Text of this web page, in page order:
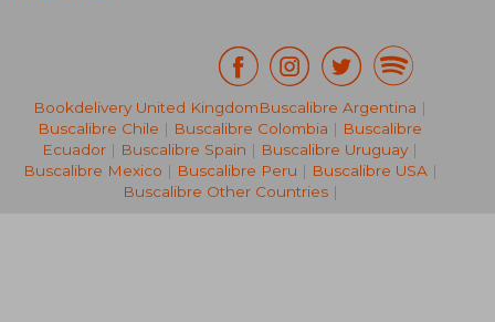
NT$ 1,167
Bookdelivery United KingdomBuscalibre Argentina |
Buscalibre Chile | Buscalibre Colombia | Buscalibre
Ecuador | Buscalibre Spain | Buscalibre Uruguay |
Buscalibre Mexico | Buscalibre Peru | Buscalibre USA|
Buscalibre Other Countries|